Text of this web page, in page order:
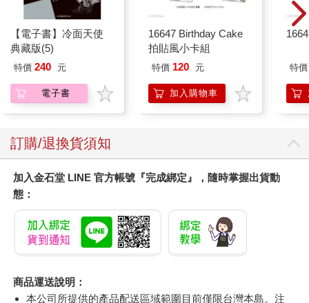
【電子書】冷面天使
典藏版(5)
特價 240 元
電子書
16647 Birthday Cake
拍貼風小卡組
特價 120 元
加入購物車
特價
訂購/退換貨須知
加入金石堂 LINE 官方帳號『完成綁定』，隨時掌握出貨動
態：
商品運送說明：
本公司所提供的產品配送區域範圍目前僅限台灣本島。注